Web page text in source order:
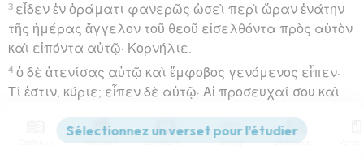
3 εἶδεν ἐν ὁράματι φανερῶς ὡσεὶ περὶ ὥραν ἐνάτην
τῆς ἡμέρας ἄγγελον τοῦ θεοῦ εἰσελθόντα πρὸς αὐτὸν
καὶ εἰπόντα αὐτῷ· Κορνήλιε.
4 ὁ δὲ ἀτενίσας αὐτῷ καὶ ἔμφοβος γενόμενος εἶπεν·
Τί ἐστιν, κύριε; εἶπεν δὲ αὐτῷ· Αἱ προσευχαί σου καὶ
ἔμπροσθεν τοῦ θεοῦ·
Versions Commentaires Strong